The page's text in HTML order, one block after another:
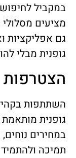
במקביל
מציעים
גם אפליקציות
גופנית מבלי
השתתפות
גופנית
במחירים
תמיכה